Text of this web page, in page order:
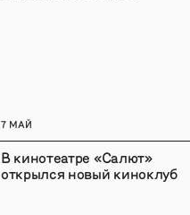
7 МАЙ
В кинотеатре «Салют»
открылся новый киноклуб